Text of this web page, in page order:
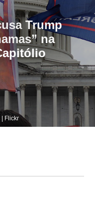
Trump
na
| Flickr